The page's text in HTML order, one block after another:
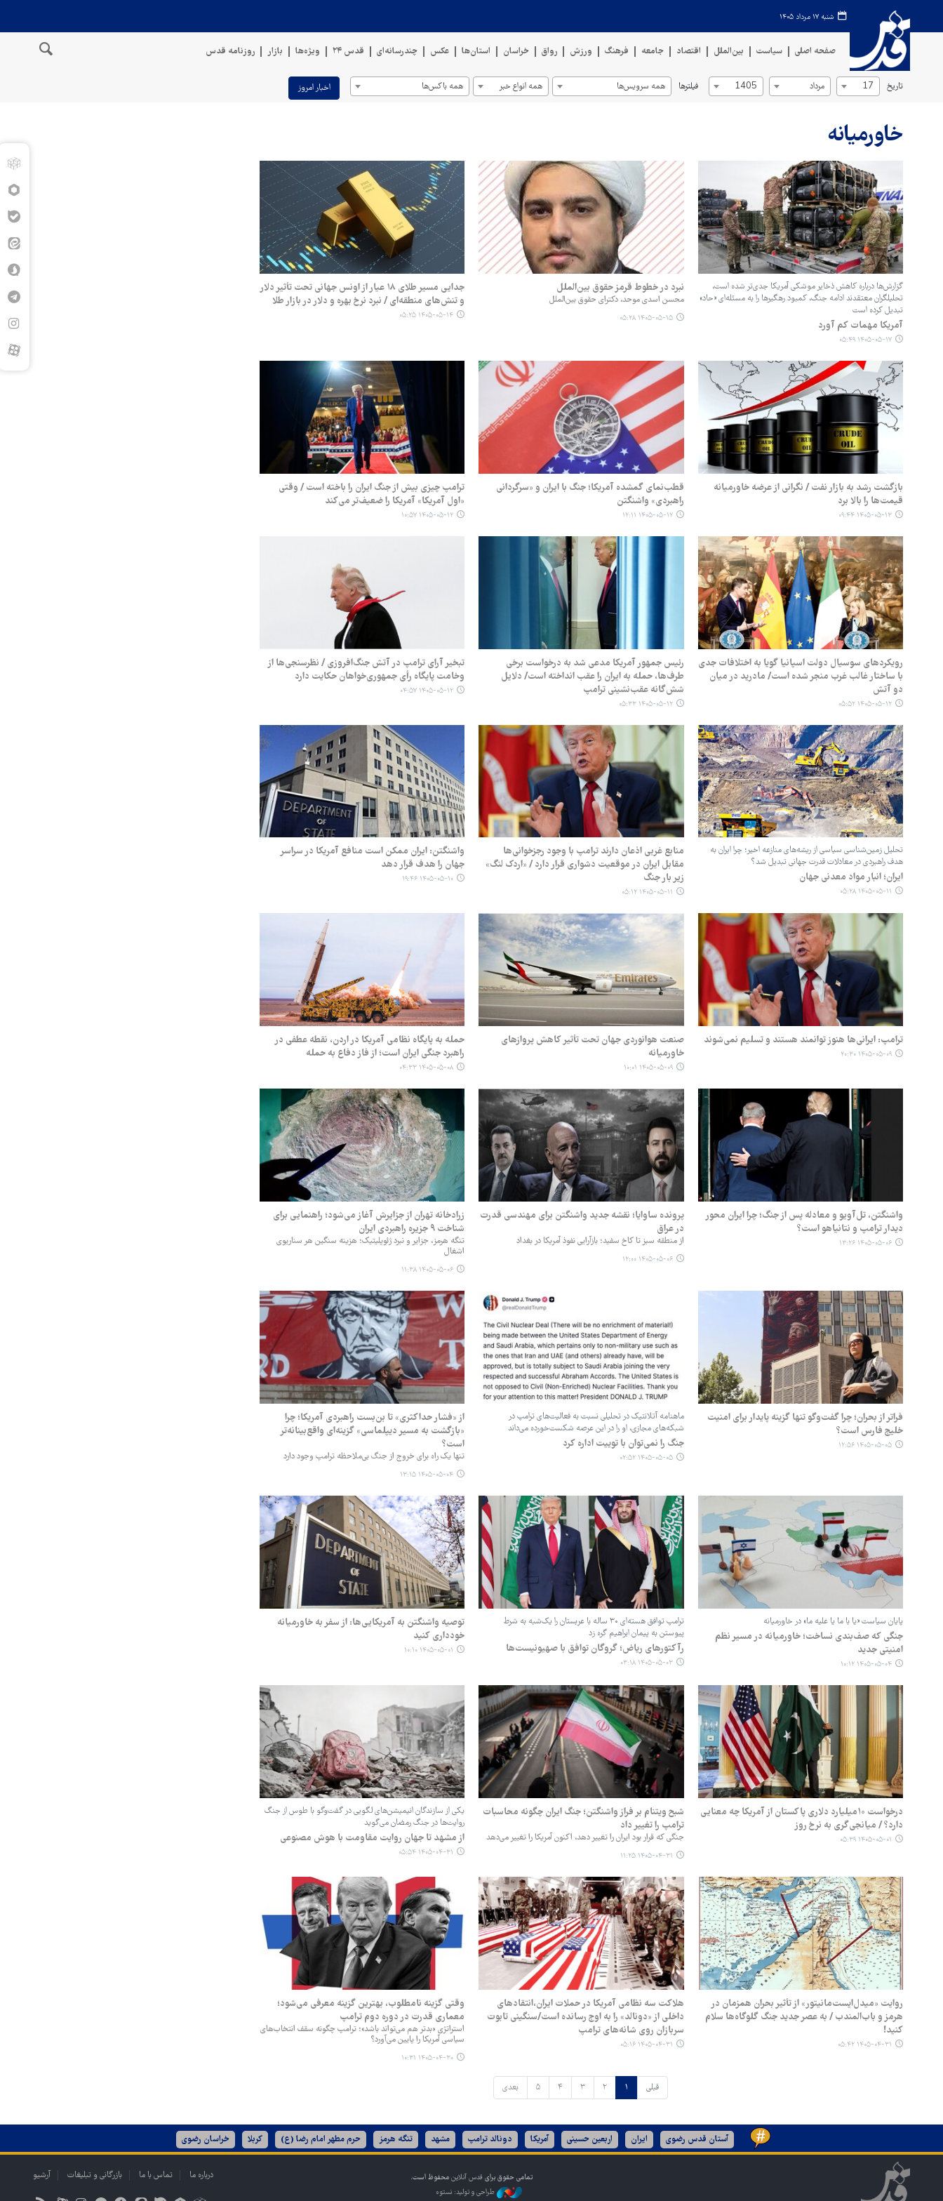
شنبه ۱۷ مرداد ۱۴۰۵
صفحه اصلی سیاست بین‌الملل اقتصاد جامعه فرهنگ ورزش رواق خراسان استان‌ها عکس چندرسانه‌ای قدس ۲۴ ویژه‌ها بازار روزنامه قدس
تاریخ 17 مرداد 1405 فیلترها همه سرویس‌ها همه انواع خبر همه باکس‌ها اخبار امروز
خاورمیانه
گزارش‌ها درباره کاهش ذخایر موشکی آمریکا جدی‌تر شده است،
تحلیلگران معتقدند ادامه جنگ، کمبود رهگیرها را به مسئله‌ای «حاد»
تبدیل کرده است
آمریکا مهمات کم آورد
۱۴۰۵-۰۵-۱۷ ۰۵:۴۹
نبرد در خطوط قرمز حقوق بین‌الملل
محسن اسدی موحد، دکترای حقوق بین‌الملل
۱۴۰۵-۰۵-۱۵ ۰۵:۲۸
جدایی مسیر طلای ۱۸ عیار از اونس جهانی تحت تأثیر دلار
و تنش‌های منطقه‌ای / نبرد نرخ بهره و دلار در بازار طلا
۱۴۰۵-۰۵-۱۴ ۰۵:۲۵
بازگشت رشد به بازار نفت / نگرانی از عرضه خاورمیانه
قیمت‌ها را بالا برد
۱۴۰۵-۰۵-۱۳ ۰۹:۴۴
قطب‌نمای گمشده آمریکا؛ جنگ با ایران و «سرگردانی
راهبردی» واشنگتن
۱۴۰۵-۰۵-۱۲ ۱۲:۱۱
ترامپ چیزی بیش از جنگ ایران را باخته است / وقتی
«اول آمریکا» آمریکا را ضعیف‌تر می‌کند
۱۴۰۵-۰۵-۱۲ ۱۰:۵۷
رویکردهای سوسیال دولت اسپانیا گویا به اختلافات جدی
با ساختار غالب غرب منجر شده است/ مادرید در میان
دو آتش
۱۴۰۵-۰۵-۱۲ ۰۵:۵۲
رئیس جمهور آمریکا مدعی شد به درخواست برخی
طرف‌ها، حمله به ایران را عقب انداخته است/ دلایل
شش‌گانه عقب‌نشینی ترامپ
۱۴۰۵-۰۵-۱۲ ۰۵:۳۳
تبخیر آرای ترامپ در آتش جنگ‌افروزی / نظرسنجی‌ها از
وخامت پایگاه رأی جمهوری‌خواهان حکایت دارد
۱۴۰۵-۰۵-۱۲ ۰۴:۵۷
تحلیل زمین‌شناسی سیاسی از ریشه‌های منازعه اخیر؛ چرا ایران به
هدف راهبردی در معادلات قدرت جهانی تبدیل شد؟
ایران؛ انبار مواد معدنی جهان
۱۴۰۵-۰۵-۱۱ ۰۵:۲۸
منابع غربی اذعان دارند ترامپ با وجود رجزخوانی‌ها
مقابل ایران در موقعیت دشواری قرار دارد / «اردک لنگ»
زیر بار جنگ
۱۴۰۵-۰۵-۱۱ ۰۵:۱۲
واشنگتن: ایران ممکن است منافع آمریکا در سراسر
جهان را هدف قرار دهد
۱۴۰۵-۰۵-۱۰ ۱۹:۴۶
ترامپ: ایرانی‌ها هنوز توانمند هستند و تسلیم نمی‌شوند
۱۴۰۵-۰۵-۰۹ ۲۰:۳۰
صنعت هوانوردی جهان تحت تأثیر کاهش پروازهای
خاورمیانه
۱۴۰۵-۰۵-۰۹ ۱۰:۰۱
حمله به پایگاه نظامی آمریکا در اردن، نقطه عطفی در
راهبرد جنگی ایران است؛ از فاز دفاع به حمله
۱۴۰۵-۰۵-۰۸ ۰۴:۳۳
واشنگتن، تل‌آویو و معادله پس از جنگ؛ چرا ایران محور
دیدار ترامپ و نتانیاهو است؟
۱۴۰۵-۰۵-۰۶ ۱۳:۲۶
پرونده ساوایا؛ نقشه جدید واشنگتن برای مهندسی قدرت
در عراق
از منطقه سبز تا کاخ سفید؛ بازآرایی نفوذ آمریکا در بغداد
۱۴۰۵-۰۵-۰۶ ۱۲:۰۰
زرادخانه تهران از جزایرش آغاز می‌شود؛ راهنمایی برای
شناخت ۹ جزیره راهبردی ایران
تنگه هرمز، جزایر و نبرد ژئوپلیتیک؛ هزینه سنگین هر سناریوی
اشغال
۱۴۰۵-۰۵-۰۶ ۱۱:۳۸
فراتر از بحران؛ چرا گفت‌وگو تنها گزینه پایدار برای امنیت
خلیج فارس است؟
۱۴۰۵-۰۵-۰۵ ۱۲:۵۶
ماهنامه آتلانتیک در تحلیلی نسبت به فعالیت‌های ترامپ در
شبکه‌های مجازی، او را در این عرصه شکست‌خورده می‌داند
جنگ را نمی‌توان با توییت اداره کرد
۱۴۰۵-۰۵-۰۵ ۰۲:۵۲
از «فشار حداکثری» تا بن‌بست راهبردی آمریکا؛ چرا
«بازگشت به مسیر دیپلماسی» گزینه‌ای واقع‌بینانه‌تر
است؟
تنها یک راه برای خروج از جنگ بی‌ملاحظه ترامپ وجود دارد
۱۴۰۵-۰۵-۰۴ ۱۳:۱۵
پایان سیاست «یا با ما یا علیه ما» در خاورمیانه
جنگی که صف‌بندی نساخت؛ خاورمیانه در مسیر نظم
امنیتی جدید
۱۴۰۵-۰۵-۰۴ ۱۰:۱۲
ترامپ توافق هسته‌ای ۳۰ ساله با عربستان را یک‌شبه به شرط
پیوستن به پیمان ابراهیم گره زد
رآکتورهای ریاض؛ گروگان توافق با صهیونیست‌ها
۱۴۰۵-۰۵-۰۳ ۰۳:۱۸
توصیه واشنگتن به آمریکایی‌ها: از سفر به خاورمیانه
خودداری کنید
۱۴۰۵-۰۵-۰۱ ۱۰:۱۰
درخواست ۱۰میلیارد دلاری پاکستان از آمریکا چه معنایی
دارد؟ / میانجی‌گری به نرخ روز
۱۴۰۵-۰۵-۰۱ ۰۵:۳۹
شبح ویتنام بر فراز واشنگتن؛ جنگ ایران چگونه محاسبات
ترامپ را تغییر داد
جنگی که قرار بود ایران را تغییر دهد، اکنون آمریکا را تغییر می‌دهد
۱۴۰۵-۰۴-۳۱ ۱۱:۲۵
یکی از سازندگان انیمیشن‌های لگویی در گفت‌وگو با طوس از جنگ
روایت‌ها در جنگ رمضان می‌گوید
از مشهد تا جهان روایت مقاومت با هوش مصنوعی
۱۴۰۵-۰۴-۳۱ ۰۵:۵۴
روایت «میدل‌ایست‌مانیتور» از تأثیر بحران همزمان در
هرمز و باب‌المندب / به عصر جدید جنگ گلوگاه‌ها سلام
کنید!
۱۴۰۵-۰۴-۳۱ ۰۵:۴۲
هلاکت سه نظامی آمریکا در حملات ایران،انتقادهای
داخلی از «دونالد» را به اوج رسانده است/سنگینی تابوت
سربازان روی شانه‌های ترامپ
۱۴۰۵-۰۴-۳۱ ۰۵:۱۶
وقتی گزینه نامطلوب، بهترین گزینه معرفی می‌شود؛
معماری قدرت در دوره دوم ترامپ
استراتژی «بدتر هم می‌تواند باشد»؛ ترامپ چگونه سقف انتخاب‌های
سیاسی آمریکا را پایین می‌آورد؟
۱۴۰۵-۰۴-۳۰ ۱۰:۳۱
قبلی ۱ ۲ ۳ ۴ ۵ بعدی
آستان قدس رضوی ایران اربعین حسینی آمریکا دونالد ترامپ مشهد تنگه هرمز حرم مطهر امام رضا (ع) کربلا خراسان رضوی
تمامی حقوق برای قدس آنلاین محفوظ است.
طراحی و تولید: نستوه
درباره ما تماس با ما بازرگانی و تبلیغات آرشیو